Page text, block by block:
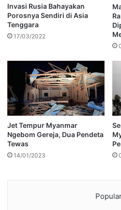
Invasi Rusia Bahayakan
Porosnya Sendiri di Asia
Tenggara
17/03/2022
Jet Tempur Myanmar
Ngebom Gereja, Dua Pendeta
Tewas
14/01/2023